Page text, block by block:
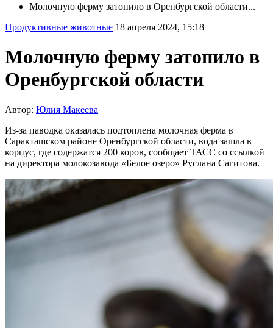
Молочную ферму затопило в Оренбургской области...
Продуктивные животные 18 апреля 2024, 15:18
Молочную ферму затопило в
Оренбургской области
Автор: Юлия Макеева
Из-за паводка оказалась подтоплена молочная ферма в
Саракташском районе Оренбургской области, вода зашла в
корпус, где содержатся 200 коров, сообщает ТАСС со ссылкой
на директора молокозавода «Белое озеро» Руслана Сагитова.